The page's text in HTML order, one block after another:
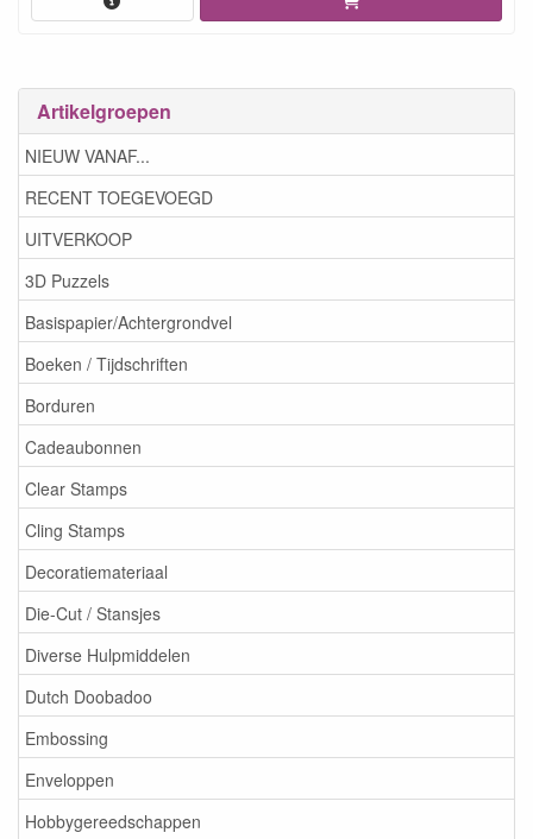
Artikelgroepen
NIEUW VANAF...
RECENT TOEGEVOEGD
UITVERKOOP
3D Puzzels
Basispapier/Achtergrondvel
Boeken / Tijdschriften
Borduren
Cadeaubonnen
Clear Stamps
Cling Stamps
Decoratiemateriaal
Die-Cut / Stansjes
Diverse Hulpmiddelen
Dutch Doobadoo
Embossing
Enveloppen
Hobbygereedschappen